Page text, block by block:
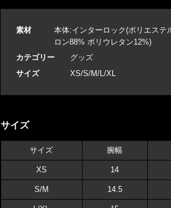
素材
本体:インターロック(ポリエステ
ロン88% ポリウレタン12%)
カテゴリー
グッズ
サイズ
XS/S/M/L/XL
サイズ
サイズ 腕幅
XS 14
S/M 14.5